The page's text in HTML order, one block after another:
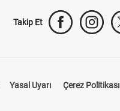
Takip Et
Yasal Uyarı Çerez Politikası